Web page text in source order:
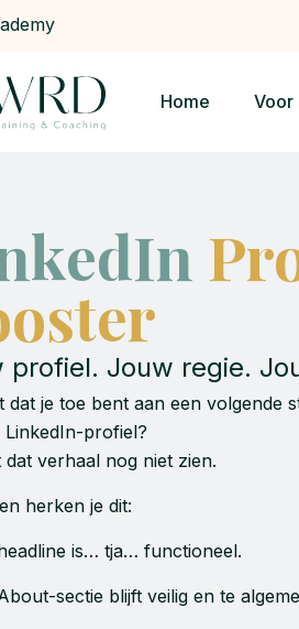
Home Voor
profiel. Jouw regie.
dat je toe bent aan een volgende
LinkedIn-profiel?
dat verhaal nog niet zien.
herken je dit:
is… tja… functioneel.
sectie blijft veilig en te